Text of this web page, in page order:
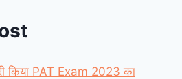
किया PAT Exam 2023 का